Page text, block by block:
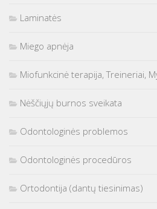
Laminatės
Miego apnėja
Miofunkcinė terapija, Treineriai,
Nėščiųjų burnos sveikata
Odontologinės problemos
Odontologinės procedūros
Ortodontija (dantų tiesinimas)